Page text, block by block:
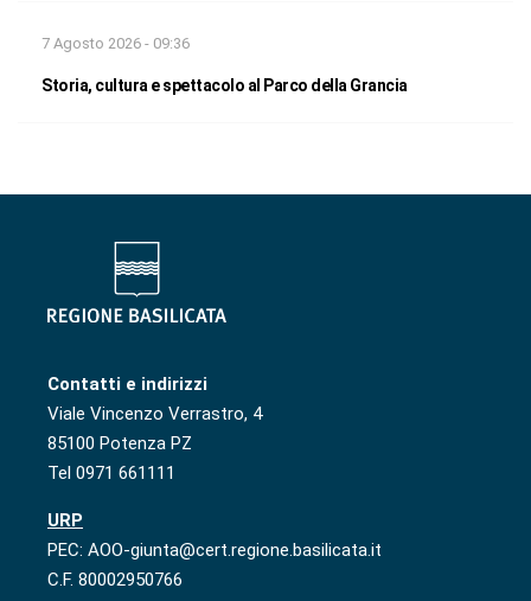
7 Agosto 2026 - 09:36
Storia, cultura e spettacolo al Parco della Grancia
Contatti e indirizzi
Viale Vincenzo Verrastro, 4
85100 Potenza PZ
Tel 0971 661111
URP
PEC: AOO-giunta@cert.regione.basilicata.it
C.F. 80002950766